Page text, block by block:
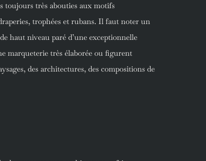
toujours très abouties aux motifs
trophées et rubans. Il faut noter un
haut niveau paré d’une exceptionnelle
marqueterie très élaborée ou figurent
des architectures, des compositions de